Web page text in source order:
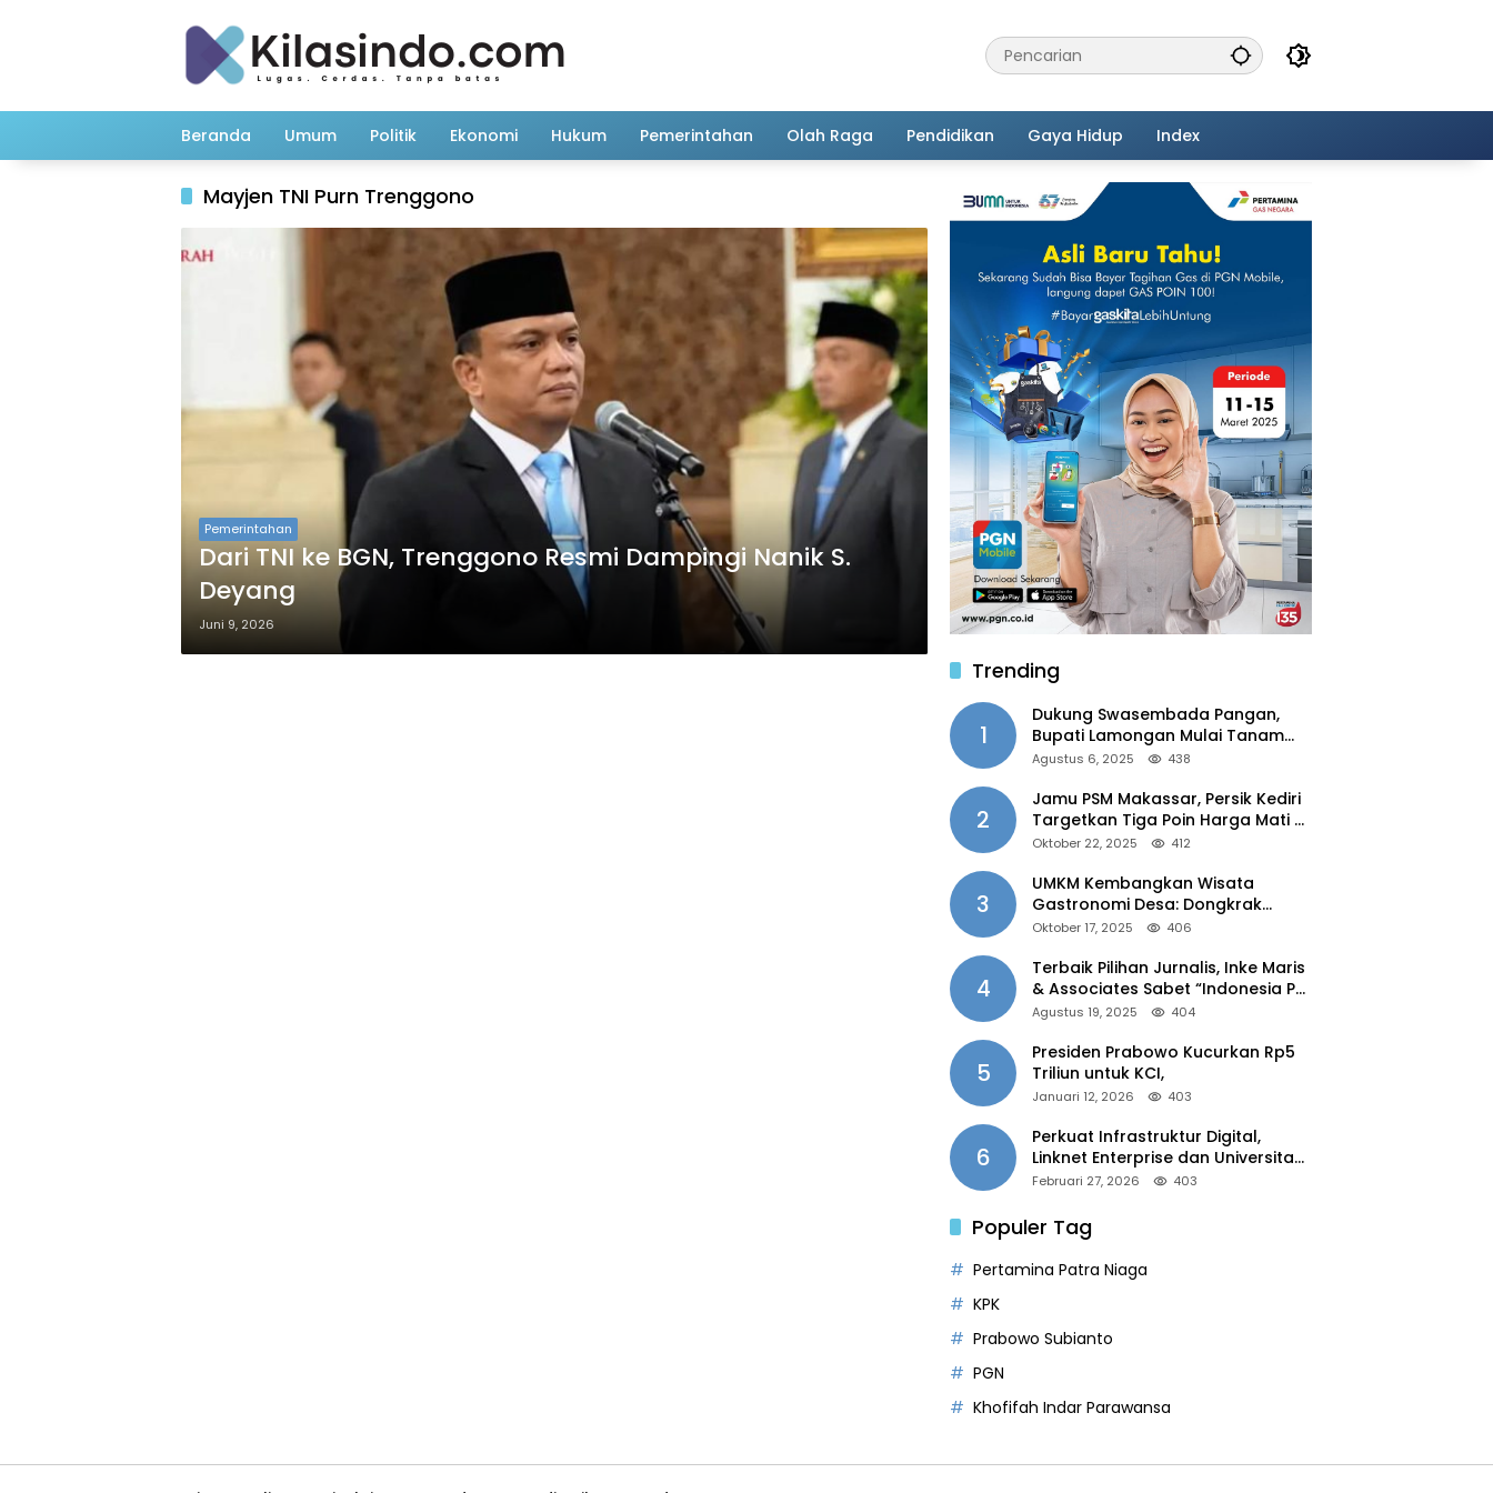
Beranda Umum Politik Ekonomi Hukum Pemerintahan Olah Raga Pendidikan Gaya Hidup Index
Mayjen TNI Purn Trenggono
Pemerintahan
Dari TNI ke BGN, Trenggono Resmi Dampingi Nanik S.
Deyang
Juni 9, 2026
Trending
1
Dukung Swasembada Pangan,
Bupati Lamongan Mulai Tanam
Padi Musim Ketiga
Agustus 6, 2025 438
2
Jamu PSM Makassar, Persik Kediri
Targetkan Tiga Poin Harga Mati di
Kandang
Oktober 22, 2025 412
3
UMKM Kembangkan Wisata
Gastronomi Desa: Dongkrak
Ekonomi Daerah, Perluas Pasar
Oktober 17, 2025 406
4
Terbaik Pilihan Jurnalis, Inke Maris
& Associates Sabet “Indonesia PR
of the Year 2025”
Agustus 19, 2025 404
5
Presiden Prabowo Kucurkan Rp5
Triliun untuk KCI,
Januari 12, 2026 403
6
Perkuat Infrastruktur Digital,
Linknet Enterprise dan Universitas
Jember Jalin Kolaborasi Smart
Februari 27, 2026 403
Populer Tag
Pertamina Patra Niaga
KPK
Prabowo Subianto
PGN
Khofifah Indar Parawansa